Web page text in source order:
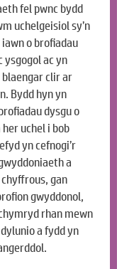
fel pwnc bydd
uchelgeisiol sy’n
o brofiadau
ysgogol ac yn
clir ar
Bydd hyn yn
dysgu o
uchel i bob
yn cefnogi’r
a
gan
gwyddonol,
rhan mewn
a fydd yn